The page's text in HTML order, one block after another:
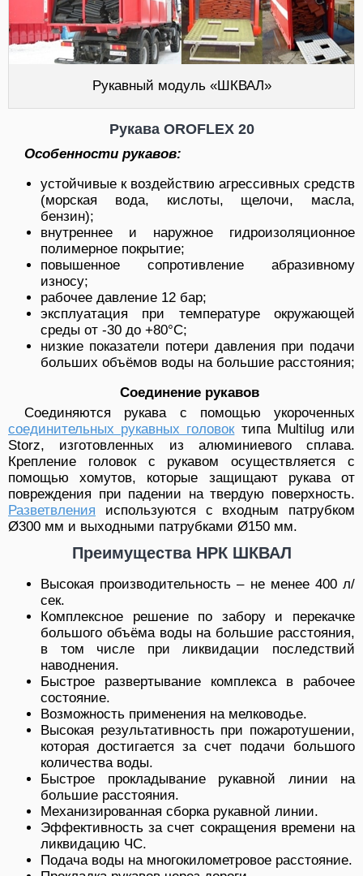
Рукавный модуль «ШКВАЛ»
Рукава OROFLEX 20
Особенности рукавов:
устойчивые к воздействию агрессивных средств
(морская вода, кислоты, щелочи, масла,
бензин);
внутреннее и наружное гидроизоляционное
полимерное покрытие;
повышенное сопротивление абразивному
износу;
рабочее давление 12 бар;
эксплуатация при температуре окружающей
среды от -30 до +80°С;
низкие показатели потери давления при подачи
больших объёмов воды на большие расстояния;
Соединение рукавов
Соединяются рукава с помощью укороченных
соединительных рукавных головоктипа Multilug или
Storz, изготовленных из алюминиевого сплава.
Крепление головок с рукавом осуществляется с
помощью хомутов, которые защищают рукава от
повреждения при падении на твердую поверхность.
Разветвления используются с входным патрубком
Ø300 мм и выходными патрубками Ø150 мм.
Преимущества НРК ШКВАЛ
Высокая производительность – не менее 400 л/
сек.
Комплексное решение по забору и перекачке
большого объёма воды на большие расстояния,
в том числе при ликвидации последствий
наводнения.
Быстрое развертывание комплекса в рабочее
состояние.
Возможность применения на мелководье.
Высокая результативность при пожаротушении,
которая достигается за счет подачи большого
количества воды.
Быстрое прокладывание рукавной линии на
большие расстояния.
Механизированная сборка рукавной линии.
Эффективность за счет сокращения времени на
ликвидацию ЧС.
Подача воды на многокилометровое расстояние.